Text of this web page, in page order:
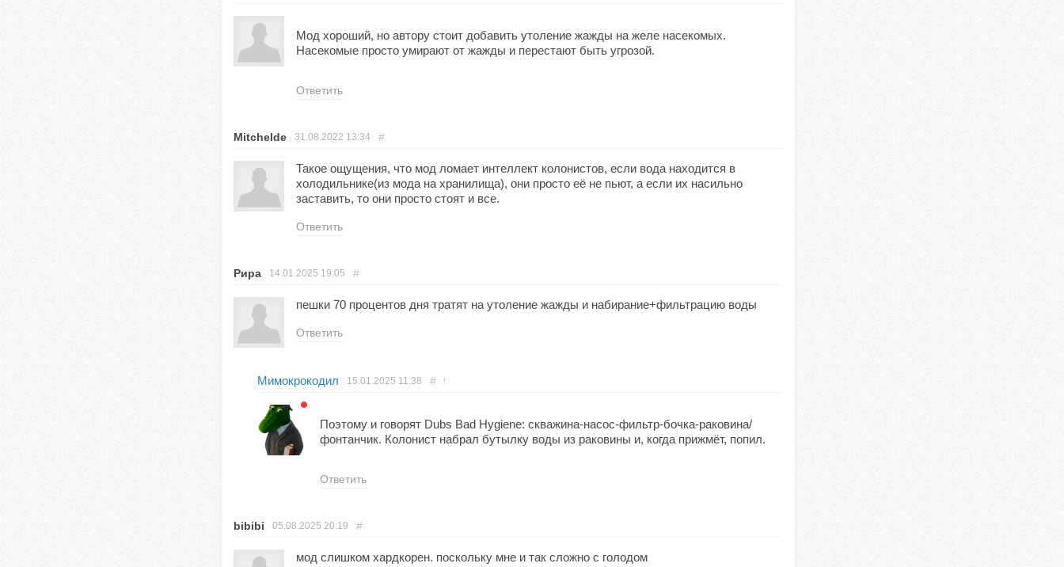
Мод хороший, но автору стоит добавить утоление жажды на желе насекомых.
Насекомые просто умирают от жажды и перестают быть угрозой.
Ответить
Mitchelde 31.08.2022 13:34 #
Такое ощущения, что мод ломает интеллект колонистов, если вода находится в
холодильнике(из мода на хранилища), они просто её не пьют, а если их насильно
заставить, то они просто стоят и все.
Ответить
Рира 14.01.2025 19:05 #
пешки 70 процентов дня тратят на утоление жажды и набирание+фильтрацию воды
Ответить
Мимокрокодил 15.01.2025 11:38 # ↑
Поэтому и говорят Dubs Bad Hygiene: скважина-насос-фильтр-бочка-раковина/
фонтанчик. Колонист набрал бутылку воды из раковины и, когда прижмёт, попил.
Ответить
bibibi 05.08.2025 20:19 #
мод слишком хардкорен. поскольку мне и так сложно с голодом